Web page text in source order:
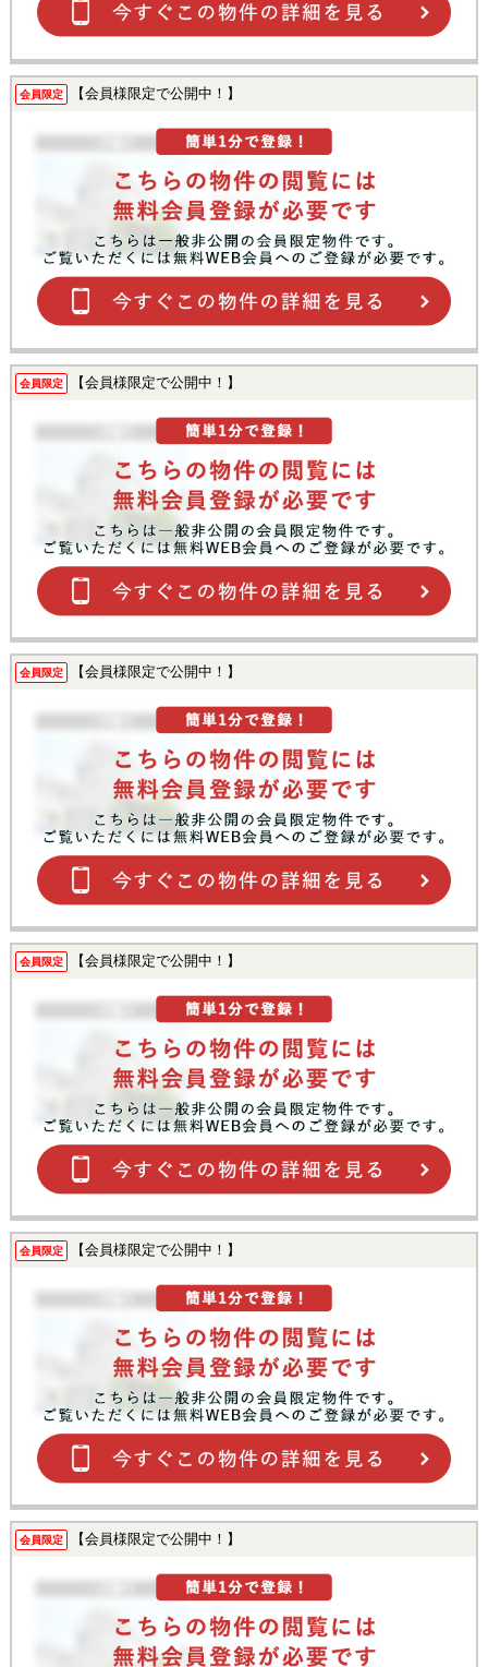
会員限定 【会員様限定で公開中！】
会員限定 【会員様限定で公開中！】
会員限定 【会員様限定で公開中！】
会員限定 【会員様限定で公開中！】
会員限定 【会員様限定で公開中！】
会員限定 【会員様限定で公開中！】